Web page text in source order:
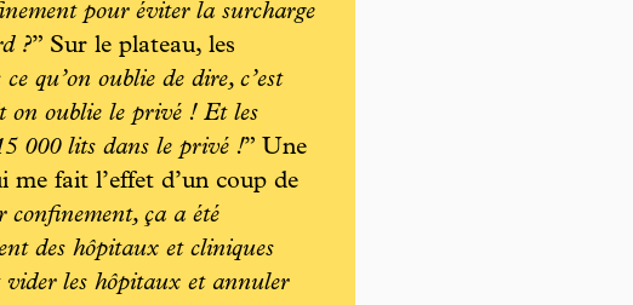
pour éviter la surcharge
?” Sur le plateau, les
qu’on oublie de dire, c’est
on oublie le privé ! Et les
000 lits dans le privé !” Une
fait l’effet d’un coup de
confinement, ça a été
des hôpitaux et cliniques
les hôpitaux et annuler